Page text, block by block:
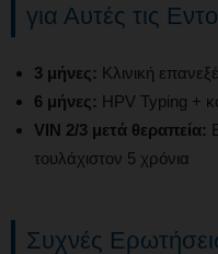
για Αυτές τις
3 μήνες: Κλινική
6 μήνες: HPV Typing +
VIN 2/3 μετά θεραπεία:
τουλάχιστον 5 χρόνια
Συχνές